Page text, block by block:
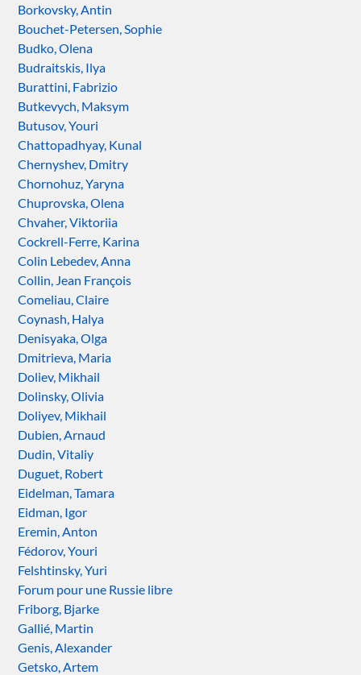
Borkovsky, Antin
Bouchet-Petersen, Sophie
Budko, Olena
Budraitskis, Ilya
Burattini, Fabrizio
Butkevych, Maksym
Butusov, Youri
Chattopadhyay, Kunal
Chernyshev, Dmitry
Chornohuz, Yaryna
Chuprovska, Olena
Chvaher, Viktoriia
Cockrell-Ferre, Karina
Colin Lebedev, Anna
Collin, Jean François
Comeliau, Claire
Coynash, Halya
Denisyaka, Olga
Dmitrieva, Maria
Doliev, Mikhail
Dolinsky, Olivia
Doliyev, Mikhail
Dubien, Arnaud
Dudin, Vitaliy
Duguet, Robert
Eidelman, Tamara
Eidman, Igor
Eremin, Anton
Fédorov, Youri
Felshtinsky, Yuri
Forum pour une Russie libre
Friborg, Bjarke
Gallié, Martin
Genis, Alexander
Getsko, Artem